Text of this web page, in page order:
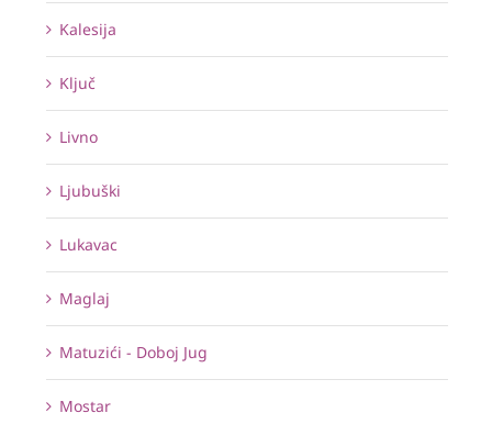
Kalesija
Ključ
Livno
Ljubuški
Lukavac
Maglaj
Matuzići - Doboj Jug
Mostar